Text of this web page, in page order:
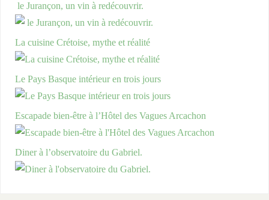
le Jurançon, un vin à redécouvrir.
La cuisine Crétoise, mythe et réalité
Le Pays Basque intérieur en trois jours
Escapade bien-être à l’Hôtel des Vagues Arcachon
Diner à l’observatoire du Gabriel.